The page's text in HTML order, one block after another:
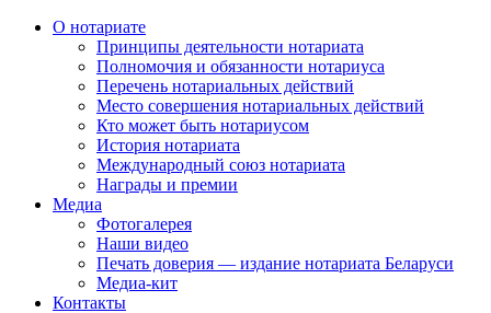
О нотариате
Принципы деятельности нотариата
Полномочия и обязанности нотариуса
Перечень нотариальных действий
Место совершения нотариальных действий
Кто может быть нотариусом
История нотариата
Международный союз нотариата
Награды и премии
Медиа
Фотогалерея
Наши видео
Печать доверия — издание нотариата Беларуси
Медиа-кит
Контакты